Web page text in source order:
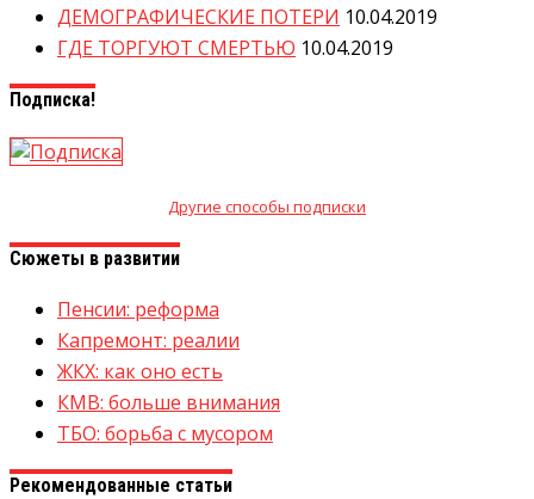
ДЕМОГРАФИЧЕСКИЕ ПОТЕРИ 10.04.2019
ГДЕ ТОРГУЮТ СМЕРТЬЮ 10.04.2019
Подписка!
Другие способы подписки
Сюжеты в развитии
Пенсии: реформа
Капремонт: реалии
ЖКХ: как оно есть
КМВ: больше внимания
ТБО: борьба с мусором
Рекомендованные статьи